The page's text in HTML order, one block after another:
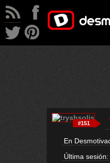
#151
En
Última sesión: